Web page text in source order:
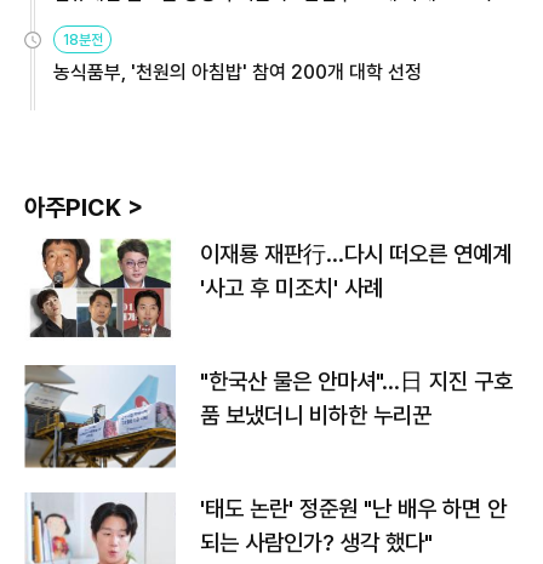
원
18분전
농식품부, '천원의 아침밥' 참여 200개 대학 선정
아주PICK >
이재룡 재판行…다시 떠오른 연예계
'사고 후 미조치' 사례
"한국산 물은 안마셔"…日 지진 구호
품 보냈더니 비하한 누리꾼
'태도 논란' 정준원 "난 배우 하면 안
되는 사람인가? 생각 했다"